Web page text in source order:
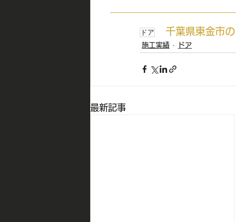
ドア
施工実績 ドア
最新記事
千葉県東金市の